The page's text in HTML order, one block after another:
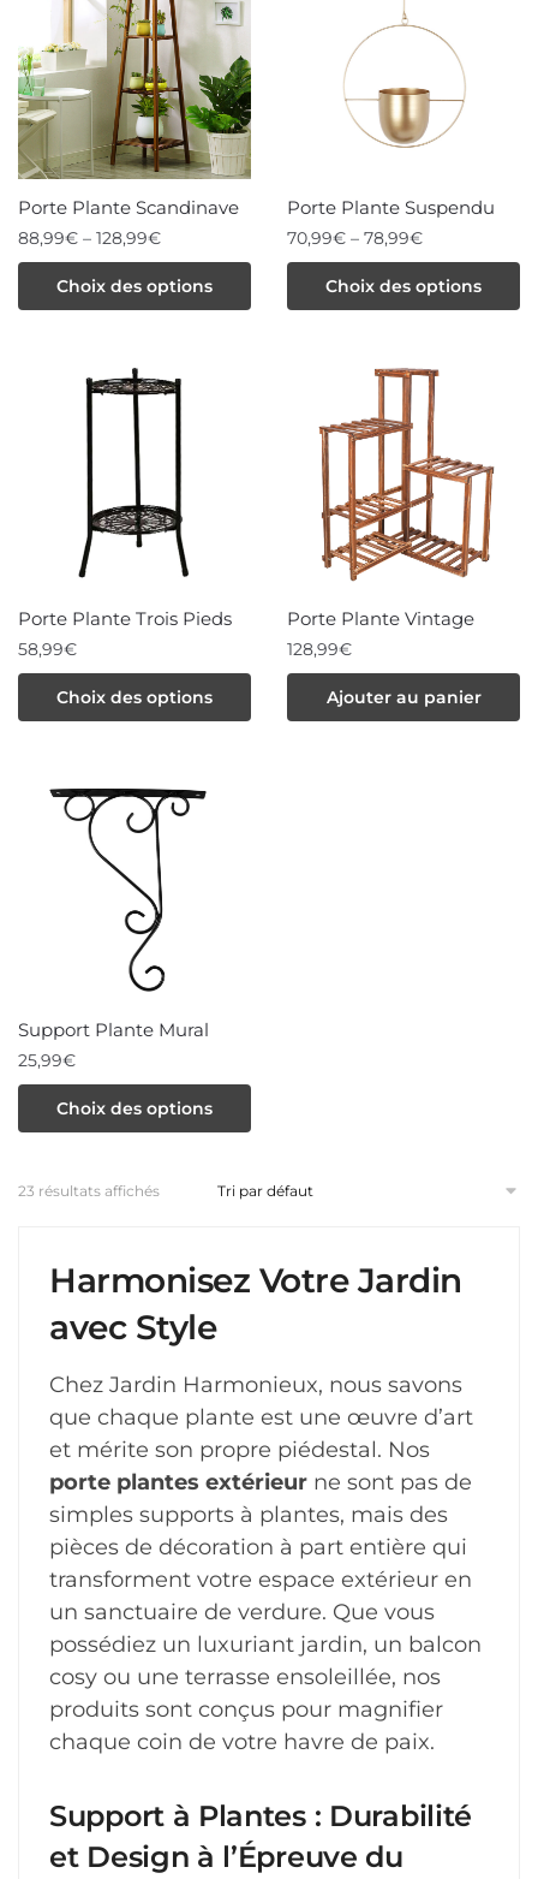
variations.
Les
options
peuvent
être
choisies
sur
page
Porte Plante Scandinave
88,99€ – 128,99€
Choix des options
produit
plusieurs
variations.
peuvent
sur
page
Porte Plante Suspendu
70,99€ – 78,99€
Choix des options
produit
plusieurs
variations.
Les
options
peuvent
être
sur
page
Porte Plante Trois Pieds
58,99€
Choix des options
produit
plusieurs
variations.
sur
page
produit
Porte Plante Vintage
128,99€
Ajouter au panier
Support Plante Mural
25,99€
Choix des options
produit
Les
peuvent
être
choisies
sur
page
produit
23 résultats affichés
Harmonisez Votre Jardin
avec Style
Chez Jardin Harmonieux, nous savons
que chaque plante est une œuvre d’art
et mérite son propre piédestal. Nos
porte plantes extérieur ne sont pas de
simples supports à plantes, mais des
pièces de décoration à part entière qui
transforment votre espace extérieur en
un sanctuaire de verdure. Que vous
possédiez un luxuriant jardin, un balcon
cosy ou une terrasse ensoleillée, nos
produits sont conçus pour magnifier
chaque coin de votre havre de paix.
Support à Plantes : Durabilité
et Design à l’Épreuve du